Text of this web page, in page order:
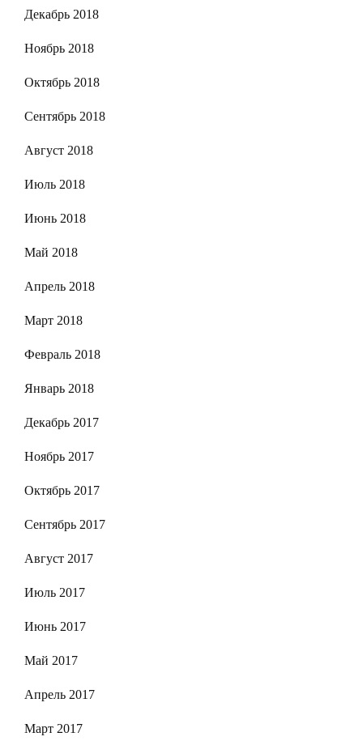
Декабрь 2018
Ноябрь 2018
Октябрь 2018
Сентябрь 2018
Август 2018
Июль 2018
Июнь 2018
Май 2018
Апрель 2018
Март 2018
Февраль 2018
Январь 2018
Декабрь 2017
Ноябрь 2017
Октябрь 2017
Сентябрь 2017
Август 2017
Июль 2017
Июнь 2017
Май 2017
Апрель 2017
Март 2017